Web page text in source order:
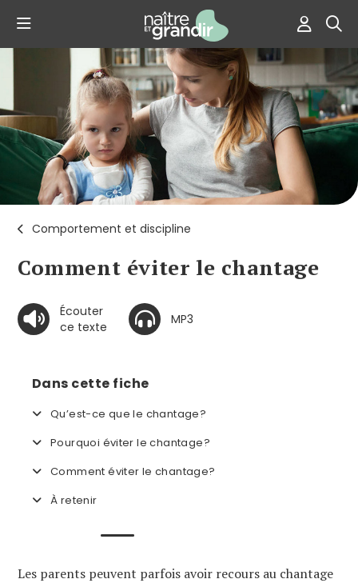
Comportement et discipline
Comment éviter le chantage
Écouter
ce texte
MP3
Dans cette fiche
Qu’est-ce que le chantage?
Pourquoi éviter le chantage?
Comment éviter le chantage?
À retenir
Les parents peuvent parfois avoir recours au chantage